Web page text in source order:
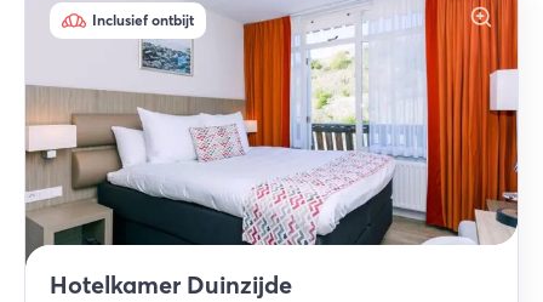
Inclusief ontbijt
Hotelkamer Duinzijde